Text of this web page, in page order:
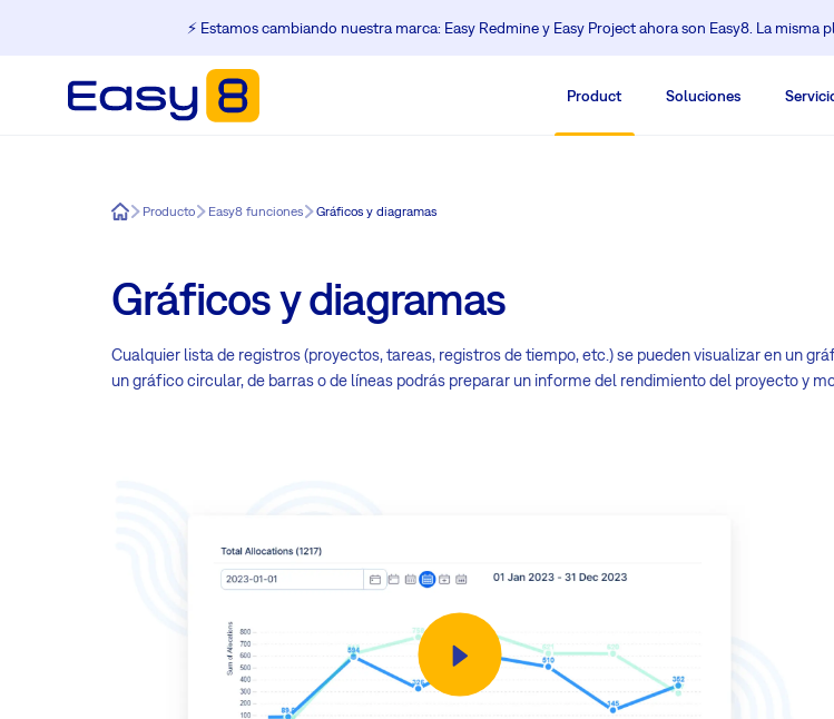
⚡️ Estamos cambiando nuestra marca: Easy Redmine y Easy Project ahora son Easy8. La misma
Product Soluciones
Easy8Producto Easy8 funciones Gráficos y diagramas
Gráficos y diagramas
Cualquier lista de registros (proyectos, tareas, registros de tiempo, etc.) se pueden visualizar en un
un gráfico circular, de barras o de líneas podrás preparar un informe del rendimiento del proyecto y